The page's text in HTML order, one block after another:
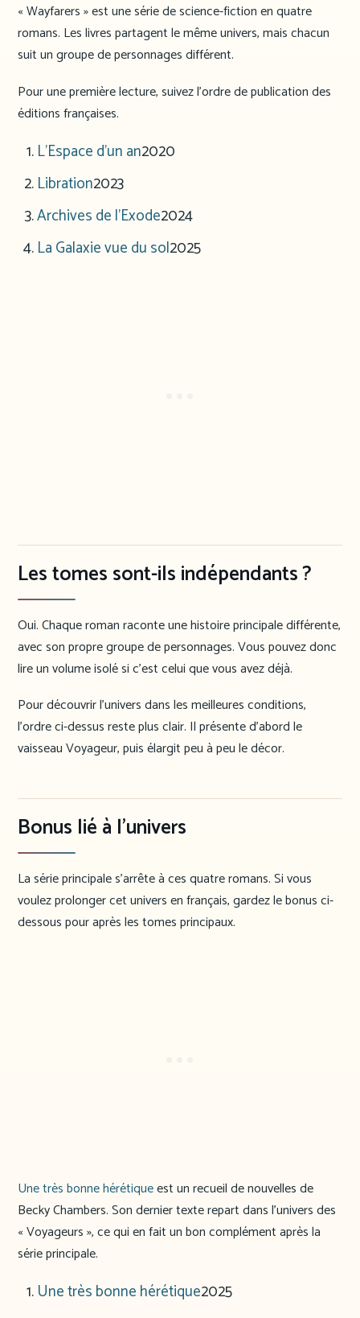
« Wayfarers » est une série de science-fiction en quatre
romans. Les livres partagent le même univers, mais chacun
suit un groupe de personnages différent.
Pour une première lecture, suivez l’ordre de publication des
éditions françaises.
L’Espace d’un an2020
Libration2023
Archives de l’Exode2024
La Galaxie vue du sol2025
Les tomes sont-ils indépendants ?
Oui. Chaque roman raconte une histoire principale différente,
avec son propre groupe de personnages. Vous pouvez donc
lire un volume isolé si c’est celui que vous avez déjà.
Pour découvrir l’univers dans les meilleures conditions,
l’ordre ci-dessus reste plus clair. Il présente d’abord le
vaisseau Voyageur, puis élargit peu à peu le décor.
Bonus lié à l’univers
La série principale s’arrête à ces quatre romans. Si vous
voulez prolonger cet univers en français, gardez le bonus ci-
dessous pour après les tomes principaux.
Une très bonne hérétiqueest un recueil de nouvelles de
Becky Chambers. Son dernier texte repart dans l’univers des
« Voyageurs », ce qui en fait un bon complément après la
série principale.
Une très bonne hérétique2025